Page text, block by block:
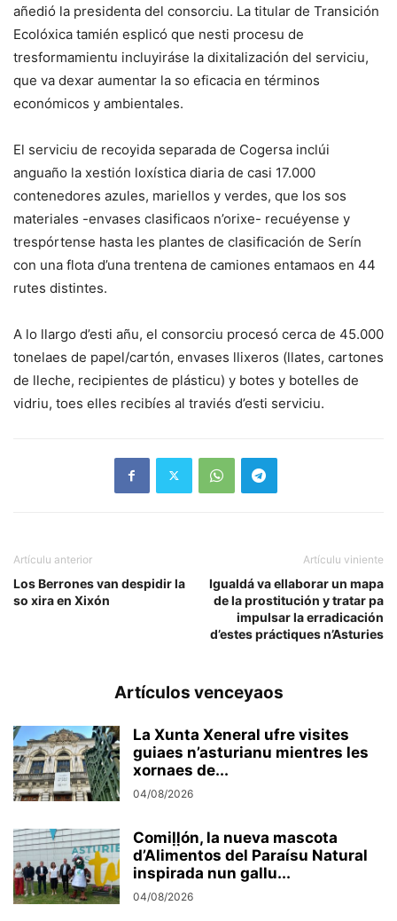
añedió la presidenta del consorciu. La titular de Transición
Ecolóxica tamién esplicó que nesti procesu de
tresformamientu incluyiráse la dixitalización del serviciu,
que va dexar aumentar la so eficacia en términos
económicos y ambientales.
El serviciu de recoyida separada de Cogersa inclúi
anguaño la xestión loxística diaria de casi 17.000
contenedores azules, mariellos y verdes, que los sos
materiales -envases clasificaos n’orixe- recuéyense y
trespórtense hasta les plantes de clasificación de Serín
con una flota d’una trentena de camiones entamaos en 44
rutes distintes.
A lo llargo d’esti añu, el consorciu procesó cerca de 45.000
tonelaes de papel/cartón, envases llixeros (llates, cartones
de lleche, recipientes de plásticu) y botes y botelles de
vidriu, toes elles recibíes al traviés d’esti serviciu.
Artículu anterior
Los Berrones van despidir la
so xira en Xixón
Artículu viniente
Igualdá va ellaborar un mapa
de la prostitución y tratar pa
impulsar la erradicación
d’estes práctiques n’Asturies
Artículos venceyaos
La Xunta Xeneral ufre visites
guiaes n’asturianu mientres les
xornaes de...
04/08/2026
Comiḷḷón, la nueva mascota
d’Alimentos del Paraísu Natural
inspirada nun gallu...
04/08/2026